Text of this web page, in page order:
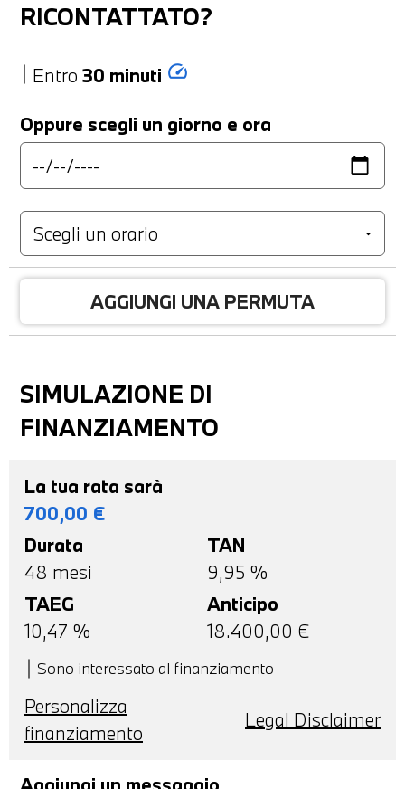
RICONTATTATO?
Entro 30 minuti speed
Oppure scegli un giorno e ora
AGGIUNGI UNA PERMUTA
SIMULAZIONE DI
FINANZIAMENTO
La tua rata sarà
700,00 €
Durata
48 mesi
TAN
9,95 %
TAEG
10,47 %
Anticipo
18.400,00 €
Sono interessato al finanziamento
Personalizza
finanziamento
Legal Disclaimer